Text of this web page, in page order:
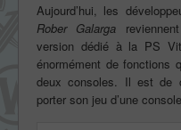
Aujourd’hui, les
Rober Galarga
version dédié à la PS
énormément de fonctions
deux consoles. Il est de
porter son jeu d’une